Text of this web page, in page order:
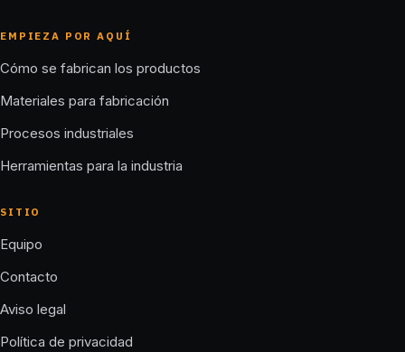
EMPIEZA POR AQUÍ
Cómo se fabrican los productos
Materiales para fabricación
Procesos industriales
Herramientas para la industria
SITIO
Equipo
Contacto
Aviso legal
Política de privacidad